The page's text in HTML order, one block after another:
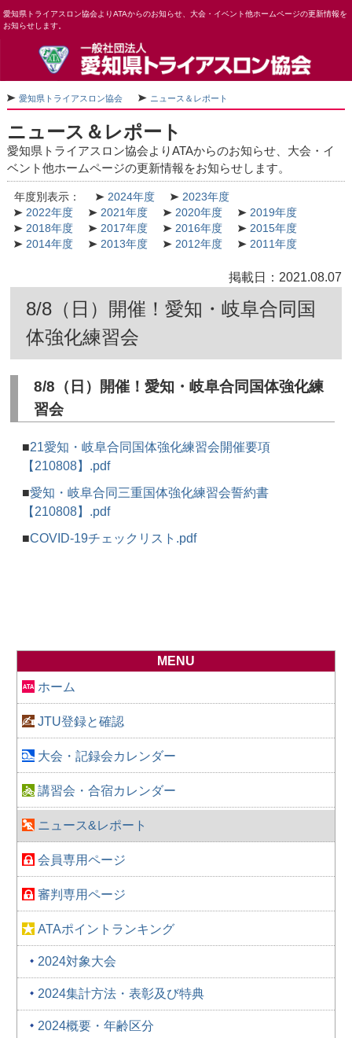
愛知県トライアスロン協会よりATAからのお知らせ、大会・イベント他ホームページの更新情報を
お知らせします。
愛知県トライアスロン協会 ニュース＆レポート
ニュース＆レポート
愛知県トライアスロン協会よりATAからのお知らせ、大会・イ
ベント他ホームページの更新情報をお知らせします。
年度別表示： 2024年度
2023年度
2022年度
2021年度 2020年度
2019年度
2018年度
2017年度 2016年度
2015年度
2014年度
2013年度 2012年度 2011年度
掲載日：2021.08.07
8/8（日）開催！愛知・岐阜合同国
体強化練習会
8/8（日）開催！愛知・岐阜合同国体強化練
習会
■21愛知・岐阜合同国体強化練習会開催要項
【210808】.pdf
■愛知・岐阜合同三重国体強化練習会誓約書
【210808】.pdf
■COVID-19チェックリスト.pdf
MENU
ホーム
JTU登録と確認
大会・記録会カレンダー
講習会・合宿カレンダー
ニュース&レポート
会員専用ページ
審判専用ページ
ATAポイントランキング
2024対象大会
2024集計方法・表彰及び特典
2024概要・年齢区分